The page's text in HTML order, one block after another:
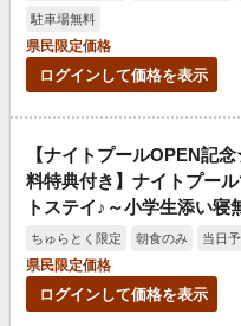
駐車場無料
県民限定価格
ログインして価格を表示
【ナイトプールOPEN記
料特典付き】ナイトプー
トステイ♪～小学生添い寝
ちゅらとく限定 朝食のみ 当日
県民限定価格
ログインして価格を表示